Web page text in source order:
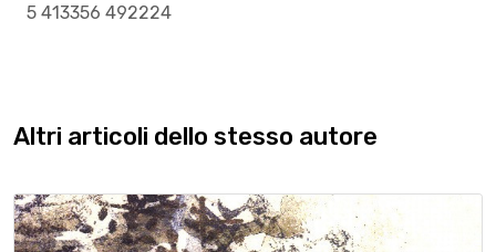
5 413356 492224
Altri articoli dello stesso autore